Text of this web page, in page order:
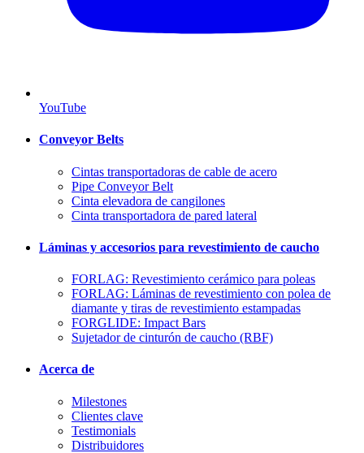
YouTube
Conveyor Belts
Cintas transportadoras de cable de acero
Pipe Conveyor Belt
Cinta elevadora de cangilones
Cinta transportadora de pared lateral
Láminas y accesorios para revestimiento de caucho
FORLAG: Revestimiento cerámico para poleas
FORLAG: Láminas de revestimiento con polea de
diamante y tiras de revestimiento estampadas
FORGLIDE: Impact Bars
Sujetador de cinturón de caucho (RBF)
Acerca de
Milestones
Clientes clave
Testimonials
Distribuidores